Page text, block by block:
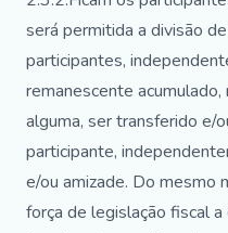
será permitida a divisão
participantes,
remanescente
alguma, ser transferido e/
participante,
e/ou amizade. Do mesmo
força de legislação fiscal